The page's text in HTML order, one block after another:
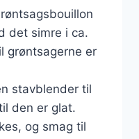
det simre i ca.
grøntsagerne er
stavblender til
den er glat.
og smag til